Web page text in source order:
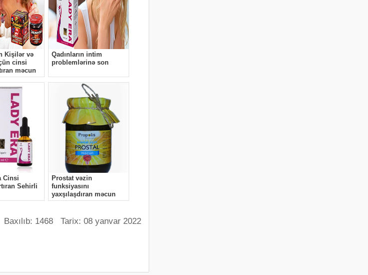
1468 Tarix: 08 yanvar 2022